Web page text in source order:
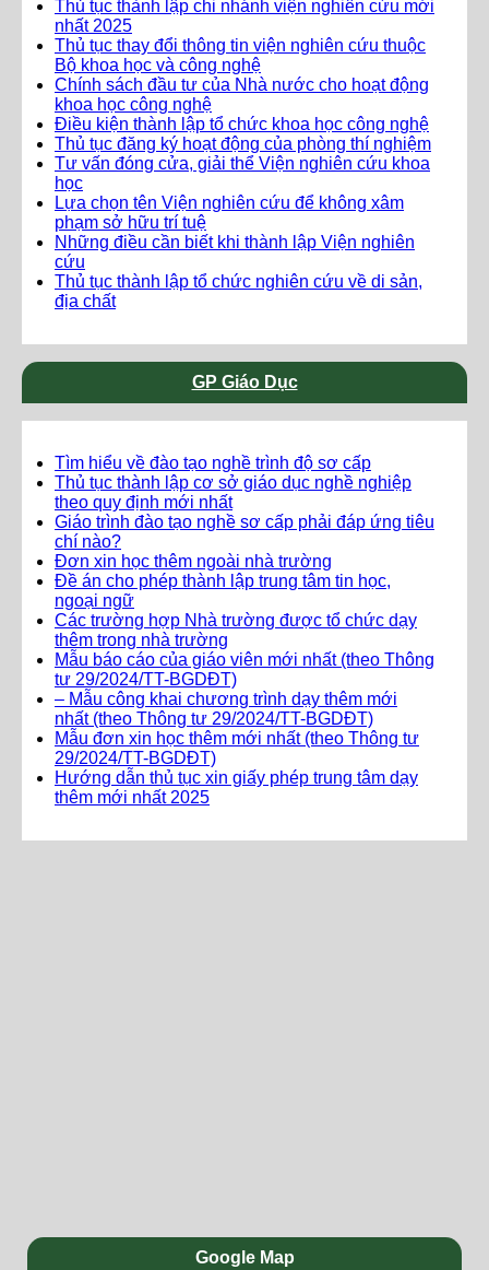
Thủ tục thành lập chi nhánh viện nghiên cứu mới
nhất 2025
Thủ tục thay đổi thông tin viện nghiên cứu thuộc
Bộ khoa học và công nghệ
Chính sách đầu tư của Nhà nước cho hoạt động
khoa học công nghệ
Điều kiện thành lập tổ chức khoa học công nghệ
Thủ tục đăng ký hoạt động của phòng thí nghiệm
Tư vấn đóng cửa, giải thể Viện nghiên cứu khoa
học
Lựa chọn tên Viện nghiên cứu để không xâm
phạm sở hữu trí tuệ
Những điều cần biết khi thành lập Viện nghiên
cứu
Thủ tục thành lập tổ chức nghiên cứu về di sản,
địa chất
GP Giáo Dục
Tìm hiểu về đào tạo nghề trình độ sơ cấp
Thủ tục thành lập cơ sở giáo dục nghề nghiệp
theo quy định mới nhất
Giáo trình đào tạo nghề sơ cấp phải đáp ứng tiêu
chí nào?
Đơn xin học thêm ngoài nhà trường
Đề án cho phép thành lập trung tâm tin học,
ngoại ngữ
Các trường hợp Nhà trường được tổ chức dạy
thêm trong nhà trường
Mẫu báo cáo của giáo viên mới nhất (theo Thông
tư 29/2024/TT-BGDĐT)
– Mẫu công khai chương trình dạy thêm mới
nhất (theo Thông tư 29/2024/TT-BGDĐT)
Mẫu đơn xin học thêm mới nhất (theo Thông tư
29/2024/TT-BGDĐT)
Hướng dẫn thủ tục xin giấy phép trung tâm dạy
thêm mới nhất 2025
Google Map